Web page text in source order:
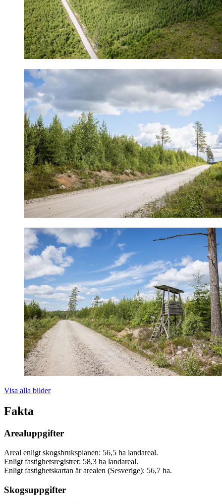
Visa alla bilder
Fakta
Arealuppgifter
Areal enligt skogsbruksplanen: 56,5 ha landareal.
Enligt fastighetsregistret: 58,3 ha landareal.
Enligt fastighetskartan är arealen (Sesverige): 56,7 ha.
Skogsuppgifter